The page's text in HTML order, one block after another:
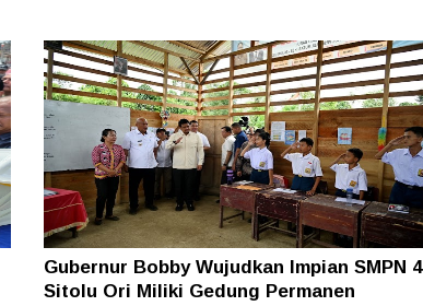
Gubernur Bobby Wujudkan Impian SMPN 4
Sitolu Ori Miliki Gedung Permanen